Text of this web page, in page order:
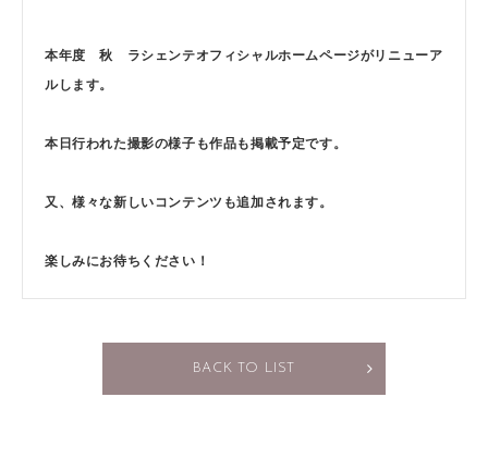
本年度 秋 ラシェンテオフィシャルホームページがリニューア
ルします。
本日行われた撮影の様子も作品も掲載予定です。
又、様々な新しいコンテンツも追加されます。
楽しみにお待ちください！
BACK TO LIST